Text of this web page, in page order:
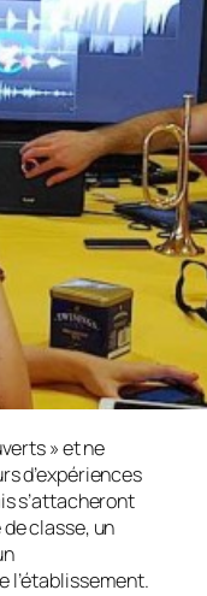
»et ne
d’expériences
s’attacheront
classe, un
l’établissement.